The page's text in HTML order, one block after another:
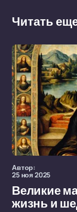
Читать
Автор:
25 ноя 2025
Великие
жизнь и